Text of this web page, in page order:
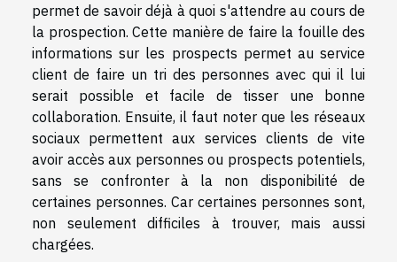
permet de savoir déjà à quoi s'attendre au cours de
la prospection. Cette manière de faire la fouille des
informations sur les prospects permet au service
client de faire un tri des personnes avec qui il lui
serait possible et facile de tisser une bonne
collaboration. Ensuite, il faut noter que les réseaux
sociaux permettent aux services clients de vite
avoir accès aux personnes ou prospects potentiels,
sans se confronter à la non disponibilité de
certaines personnes. Car certaines personnes sont,
non seulement difficiles à trouver, mais aussi
chargées.